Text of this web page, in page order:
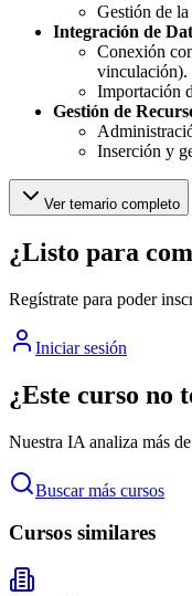
Gestión de
Integración de
Conexión
vinculación).
Importación
Gestión de
Inserción y
Ver temario completo
¿Listo para
Regístrate para poder
Iniciar sesión
¿Este curso no
Nuestra IA analiza más
Buscar más cursos
Cursos similares